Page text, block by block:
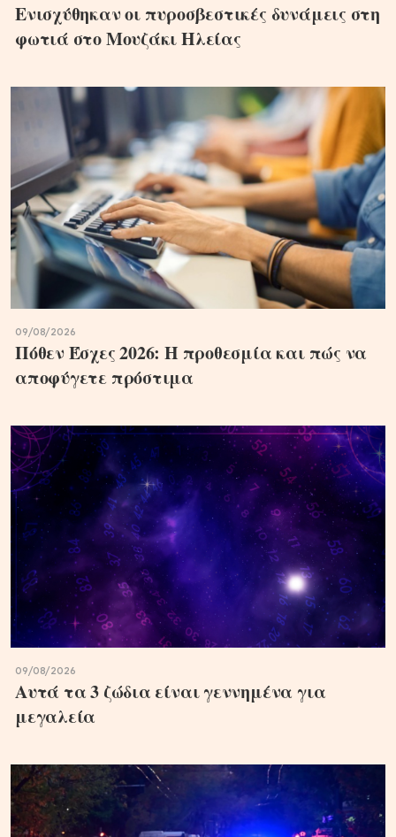
Ενισχύθηκαν οι πυροσβεστικές δυνάμεις στη
φωτιά στο Μουζάκι Ηλείας
09/08/2026
Πόθεν Έσχες 2026: Η προθεσμία και πώς να
αποφύγετε πρόστιμα
09/08/2026
Αυτά τα 3 ζώδια είναι γεννημένα για
μεγαλεία